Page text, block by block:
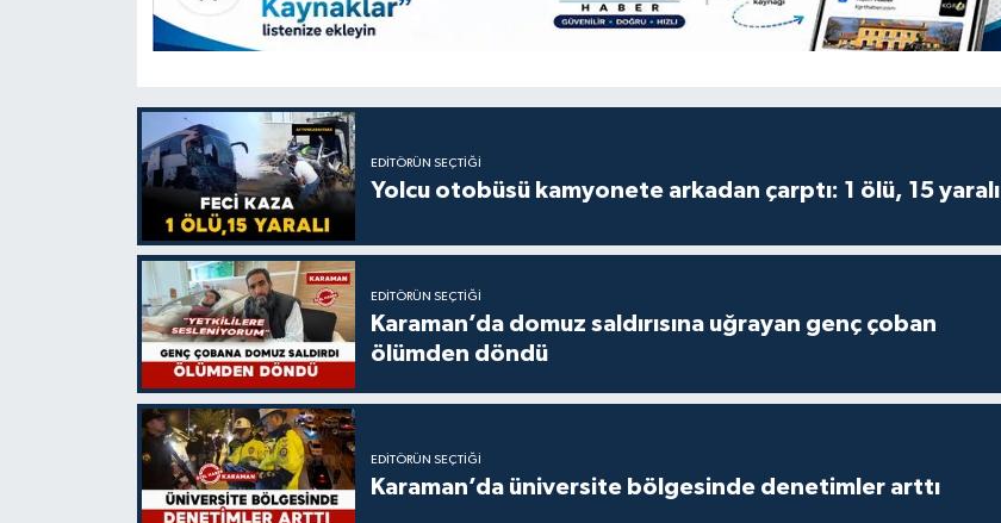
EDITÖRÜN SEÇTIĞI
Yolcu otobüsü kamyonete arkadan çarptı: 1 ölü, 15 yaralı
EDITÖRÜN SEÇTIĞI
Karaman’da domuz saldırısına uğrayan genç çoban
ölümden döndü
EDITÖRÜN SEÇTIĞI
Karaman’da üniversite bölgesinde denetimler arttı